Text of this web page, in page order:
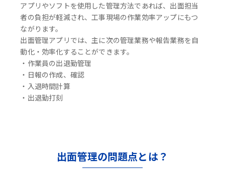
アプリやソフトを使用した管理方法であれば、出面担当
者の負担が軽減され、工事現場の作業効率アップにもつ
ながります。
出面管理アプリでは、主に次の管理業務や報告業務を自
動化・効率化することができます。
・作業員の出退勤管理
・日報の作成、確認
・入退時間計算
・出退勤打刻
出面管理の問題点とは？